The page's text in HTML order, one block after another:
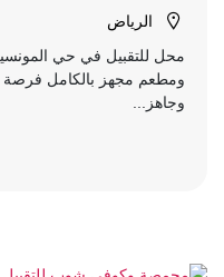
الرياض
محل للتقبيل في حي
ومطعم مجهز بالكامل فرصة
وجاهز...